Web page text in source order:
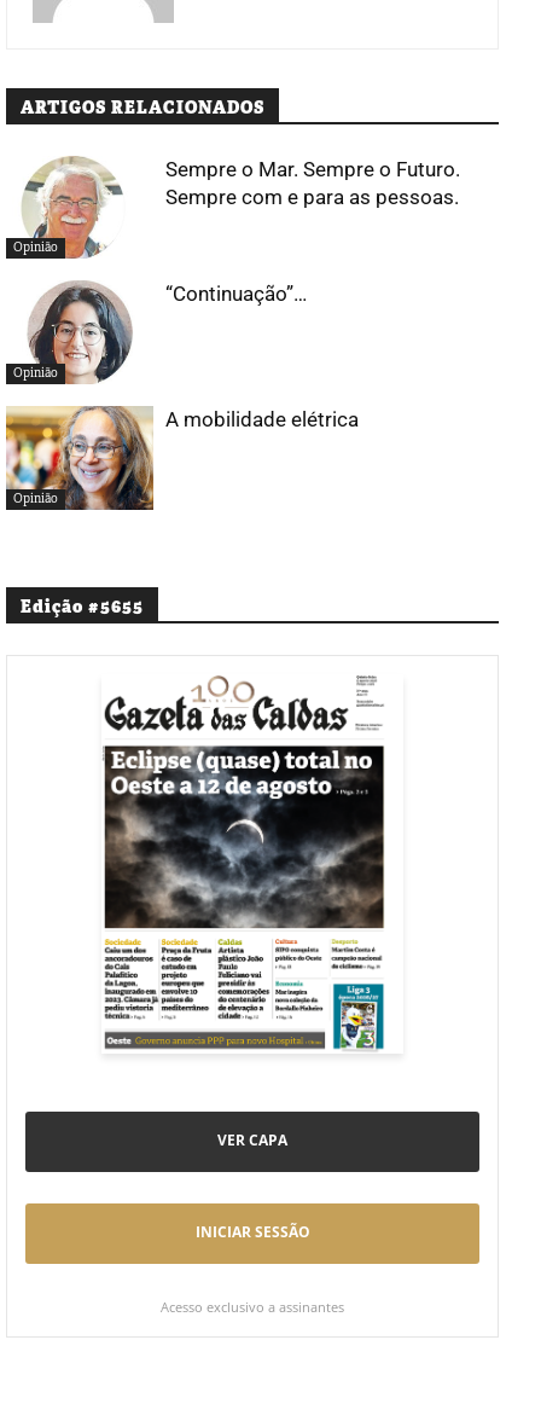
ARTIGOS RELACIONADOS
Opinião
Sempre o Mar. Sempre o Futuro.
Sempre com e para as pessoas.
Opinião
“Continuação”…
Opinião
A mobilidade elétrica
Edição #5655
VER CAPA
INICIAR SESSÃO
Acesso exclusivo a assinantes